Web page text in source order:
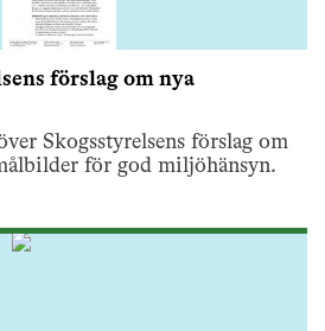
förslag om nya
Skogsstyrelsens förslag om
för god miljöhänsyn.